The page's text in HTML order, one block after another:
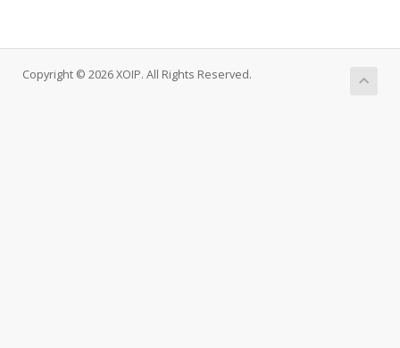
Copyright © 2026 XOIP. All Rights Reserved.